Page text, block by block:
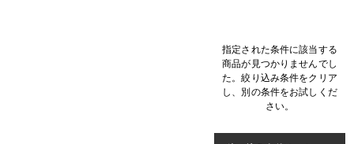
指定された条件に該当する
商品が見つかりませんでし
た。絞り込み条件をクリア
し、別の条件をお試しくだ
さい。